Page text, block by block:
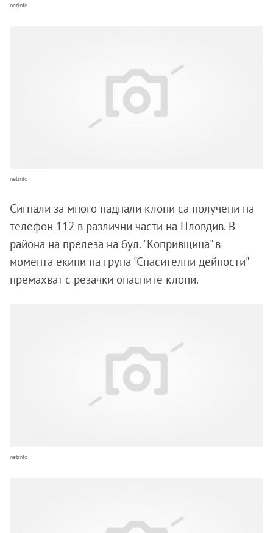
netinfo
netinfo
Сигнали за много паднали клони са получени на
телефон 112 в различни части на Пловдив. В
района на прелеза на бул. "Копривщица" в
момента екипи на група "Спасителни дейности"
премахват с резачки опасните клони.
netinfo